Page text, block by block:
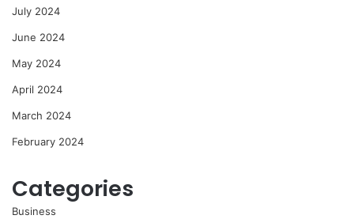
July 2024
June 2024
May 2024
April 2024
March 2024
February 2024
Categories
Business